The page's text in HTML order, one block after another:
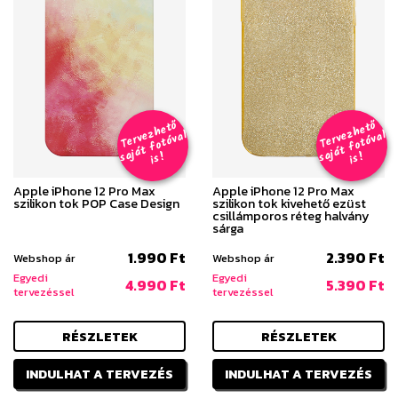
T
er
v
e
z
h
e
t
ő
s
aj
á
t
f
o
t
ó
v
al
i
s
!
Apple iPhone 12 Pro Max
szilikon tok POP Case Design
Webshop ár 1.990 Ft
Egyedi
tervezéssel
4.990 Ft
RÉSZLETEK
INDULHAT A TERVEZÉS
T
er
v
e
z
h
e
t
ő
s
aj
á
t
f
o
t
ó
v
al
i
s
!
Apple iPhone 12 Pro Max
szilikon tok kivehető ezüst
csillámporos réteg halvány
sárga
Webshop ár 2.390 Ft
Egyedi
tervezéssel
5.390 Ft
RÉSZLETEK
INDULHAT A TERVEZÉS